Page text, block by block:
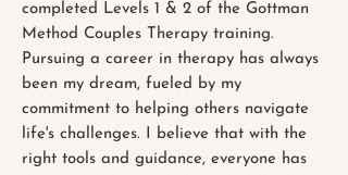
completed Levels 1 & 2 of the Gottman
Method Couples Therapy training.
Pursuing a career in therapy has always
been my dream, fueled by my
commitment to helping others navigate
life's challenges. I believe that with the
right tools and guidance, everyone has